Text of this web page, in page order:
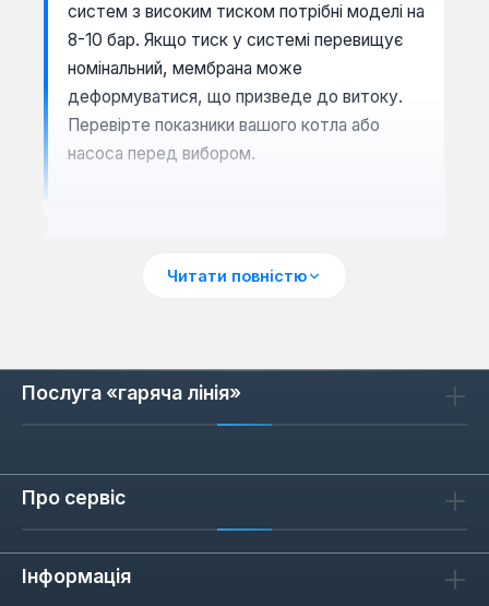
систем з високим тиском потрібні моделі на
8-10 бар. Якщо тиск у системі перевищує
номінальний, мембрана може
деформуватися, що призведе до витоку.
Перевірте показники вашого котла або
насоса перед вибором.
температури до 110 °C і стійкий до гліколю,
що важливо для систем з антифризом.
Бутилова гума менш еластична, але довше
нагріві. Зверніть увагу на якість зварних
Читати повністю
Послуга «гаряча лінія»
Про сервіс
Інформація